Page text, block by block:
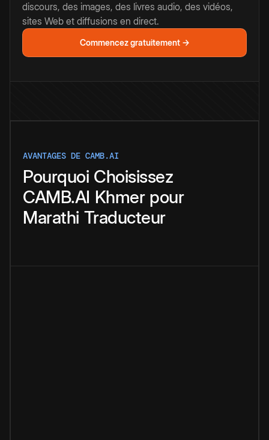
discours, des images, des livres audio, des vidéos,
sites Web et diffusions en direct.
Commencez gratuitement →
AVANTAGES DE CAMB.AI
Pourquoi Choisissez
CAMB.AI Khmer pour
Marathi Traducteur